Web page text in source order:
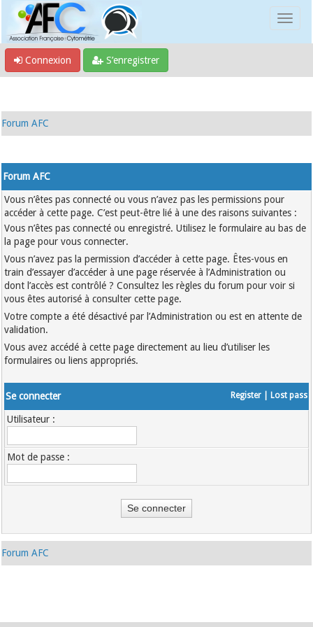
Connexion S’enregistrer
Forum AFC
Forum AFC
Vous n’êtes pas connecté ou vous n’avez pas les permissions pour
accéder à cette page. C’est peut-être lié à une des raisons suivantes :
Vous n’êtes pas connecté ou enregistré. Utilisez le formulaire au bas de
la page pour vous connecter.
Vous n’avez pas la permission d’accéder à cette page. Êtes-vous en
train d’essayer d’accéder à une page réservée à l’Administration ou
dont l’accès est contrôlé ? Consultez les règles du forum pour voir si
vous êtes autorisé à consulter cette page.
Votre compte a été désactivé par l’Administration ou est en attente de
validation.
Vous avez accédé à cette page directement au lieu d’utiliser les
formulaires ou liens appropriés.
Se connecter Register| Lost pass
Utilisateur :
Mot de passe :
Forum AFC